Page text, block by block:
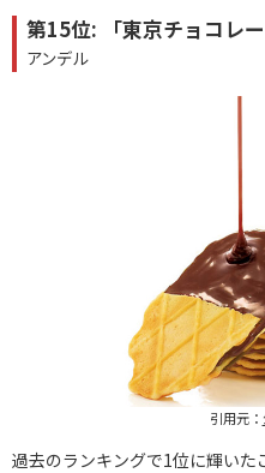
第15位: 「東京チョコレー
アンデル
引用元：
過去のランキングで1位に輝い